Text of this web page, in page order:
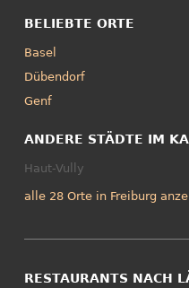
BELIEBTE ORTE
Basel
Dübendorf
Genf
ANDERE STÄDTE IM
Haut-Vully
alle 28 Orte in Freiburg
RESTAURANTS NACH